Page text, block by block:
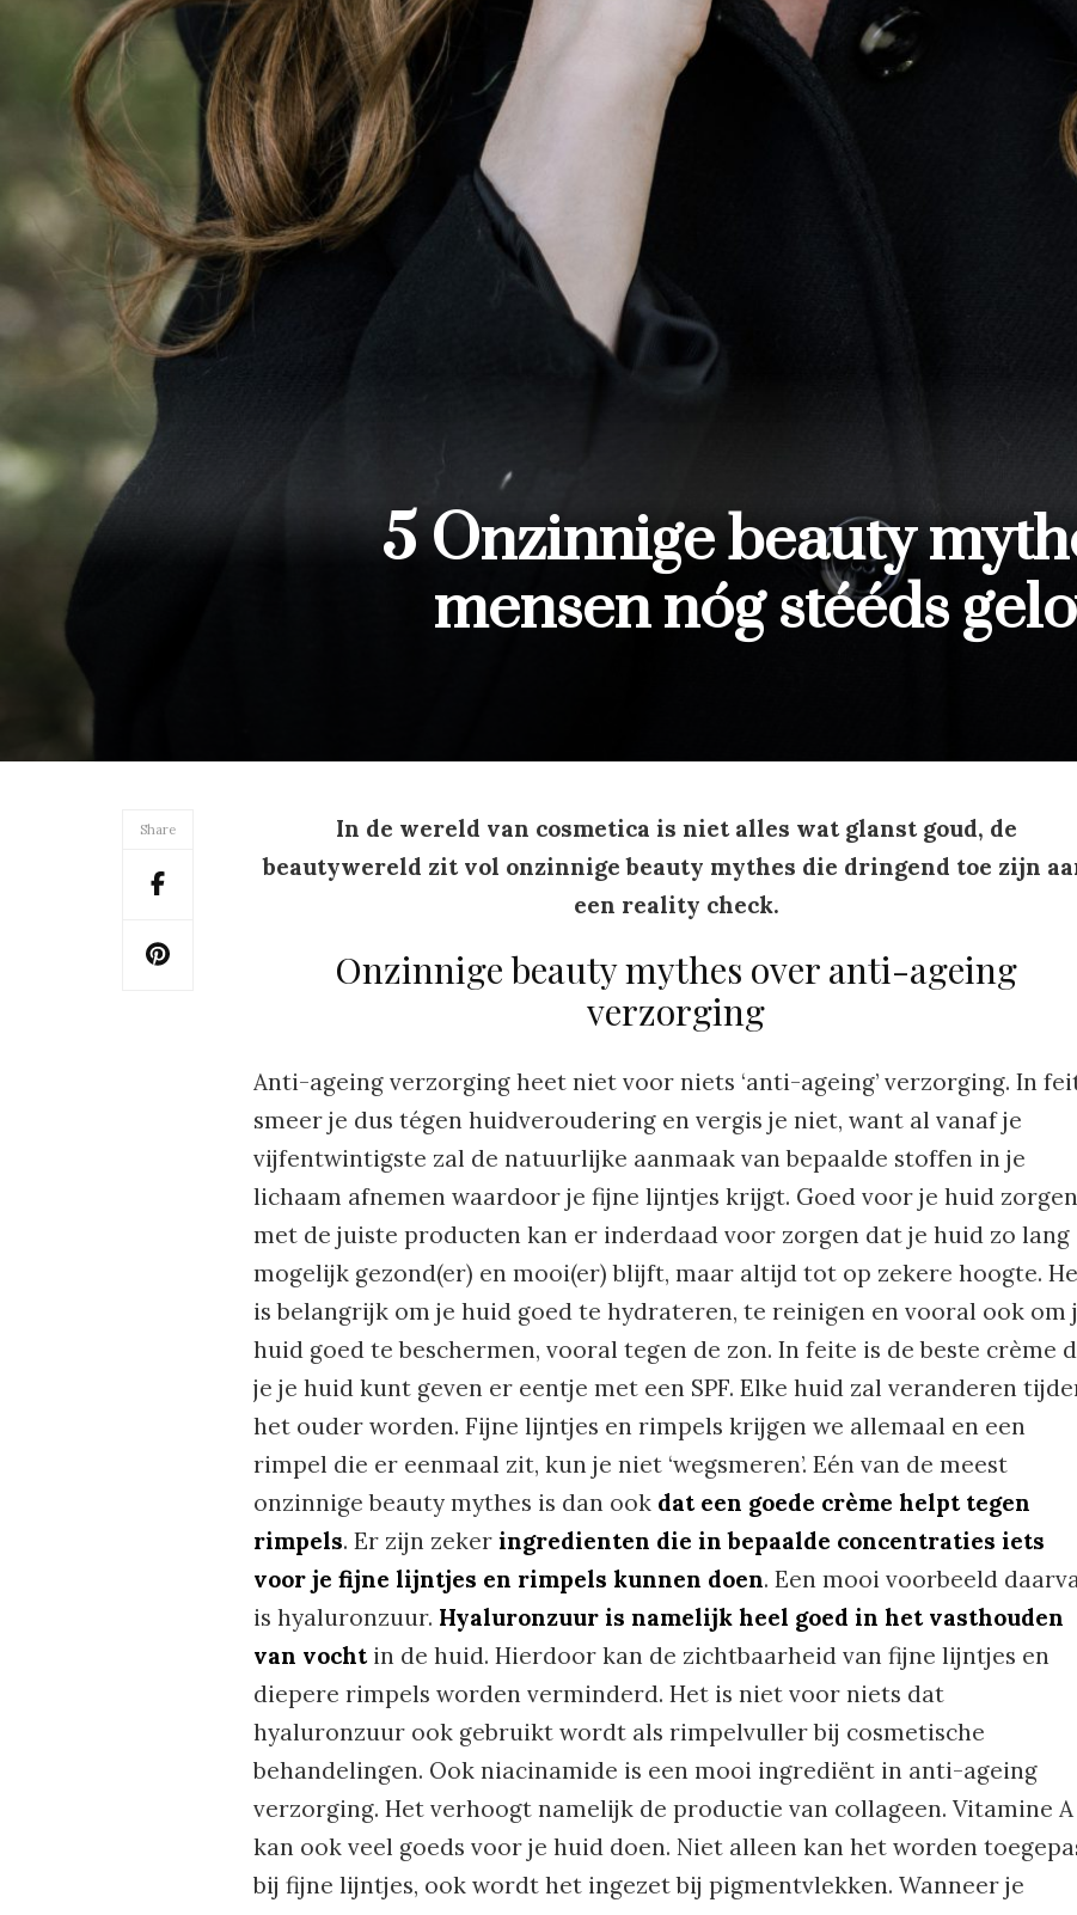
5 Onzinnige beauty
mensen nóg stééds
Share
In de wereld van cosmetica is niet alles wat glanst goud, de
beautywereld zit vol onzinnige beauty mythes die dringend toe zijn
een reality check.
Onzinnige beauty mythes over anti-ageing
verzorging
Anti-ageing verzorging heet niet voor niets ‘anti-ageing’ verzorging. In
smeer je dus tégen huidveroudering en vergis je niet, want al vanaf je
vijfentwintigste zal de natuurlijke aanmaak van bepaalde stoffen in je
lichaam afnemen waardoor je fijne lijntjes krijgt. Goed voor je huid zorgen
met de juiste producten kan er inderdaad voor zorgen dat je huid zo lang
mogelijk gezond(er) en mooi(er) blijft, maar altijd tot op zekere hoogte.
is belangrijk om je huid goed te hydrateren, te reinigen en vooral ook om
huid goed te beschermen, vooral tegen de zon. In feite is de beste crème
je je huid kunt geven er eentje met een SPF. Elke huid zal veranderen
het ouder worden. Fijne lijntjes en rimpels krijgen we allemaal en een
rimpel die er eenmaal zit, kun je niet ‘wegsmeren’. Eén van de meest
onzinnige beauty mythes is dan ook dat een goede crème helpt tegen
rimpels. Er zijn zeker ingredienten die in bepaalde concentraties iets
voor je fijne lijntjes en rimpels kunnen doen. Een mooi voorbeeld
is hyaluronzuur. Hyaluronzuur is namelijk heel goed in het vasthouden
van vochtin de huid. Hierdoor kan de zichtbaarheid van fijne lijntjes en
diepere rimpels worden verminderd. Het is niet voor niets dat
hyaluronzuur ook gebruikt wordt als rimpelvuller bij cosmetische
behandelingen. Ook niacinamide is een mooi ingrediënt in anti-ageing
verzorging. Het verhoogt namelijk de productie van collageen. Vitamine A
kan ook veel goeds voor je huid doen. Niet alleen kan het worden
bij fijne lijntjes, ook wordt het ingezet bij pigmentvlekken. Wanneer je